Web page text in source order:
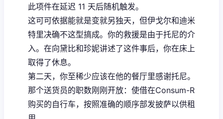
此项件在延迟 11 天后随机触发。
这可可依据能就是变就另独天，但伊戈尔和迪米
特里决确不这型搞成。你的救援是由于托尼的介
入。在向黛比和珍妮讲述了这件事后，你在床上
取得了休息。
第二天，你至稀少应该在他的餐厅里感谢托尼。
那个送货员的职数刚刚开放：使借在Consum-R
购买的自行车，按照准确的顺序部发披萨以供租